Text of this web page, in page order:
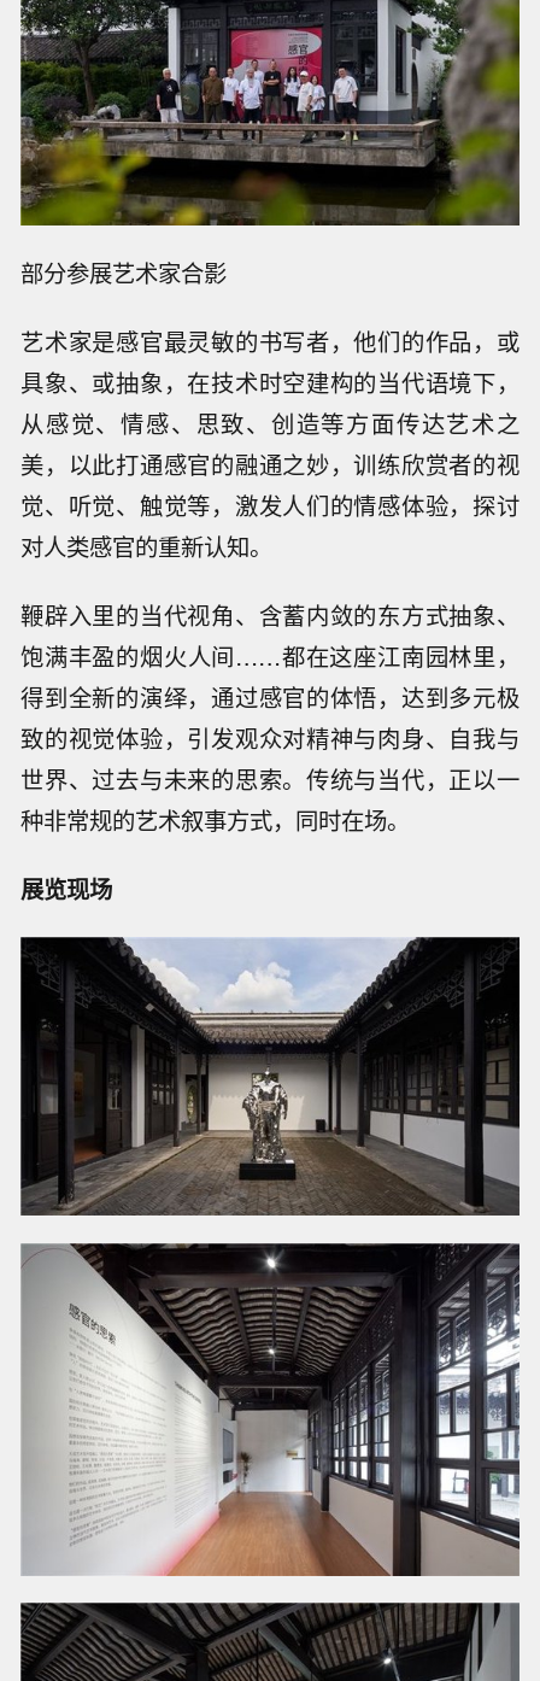
部分参展艺术家合影
艺术家是感官最灵敏的书写者，他们的作品，或
具象、或抽象，在技术时空建构的当代语境下，
从感觉、情感、思致、创造等方面传达艺术之
美，以此打通感官的融通之妙，训练欣赏者的视
觉、听觉、触觉等，激发人们的情感体验，探讨
对人类感官的重新认知。
鞭辟入里的当代视角、含蓄内敛的东方式抽象、
饱满丰盈的烟火人间……都在这座江南园林里，
得到全新的演绎，通过感官的体悟，达到多元极
致的视觉体验，引发观众对精神与肉身、自我与
世界、过去与未来的思索。传统与当代，正以一
种非常规的艺术叙事方式，同时在场。
展览现场